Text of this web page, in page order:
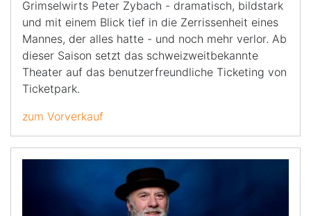
Grimselwirts Peter Zybach - dramatisch, bildstark
und mit einem Blick tief in die Zerrissenheit eines
Mannes, der alles hatte - und noch mehr verlor. Ab
dieser Saison setzt das schweizweitbekannte
Theater auf das benutzerfreundliche Ticketing von
Ticketpark.
zum Vorverkauf